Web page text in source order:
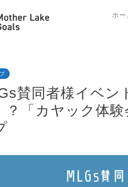
ホー
賛同者様イベ
？「カヤック体